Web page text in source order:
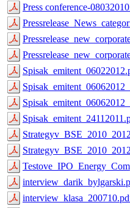
Press conference-